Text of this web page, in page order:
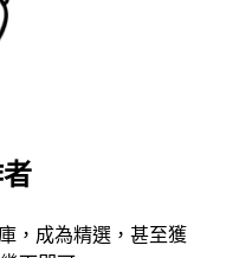
，成為精選，甚至獲